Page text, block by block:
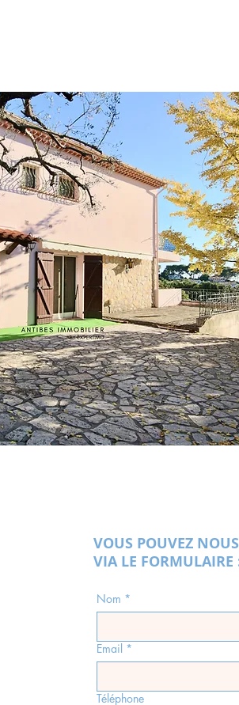
VOUS POUVEZ
VIA LE FORMULAIRE
Nom *
Email *
Téléphone